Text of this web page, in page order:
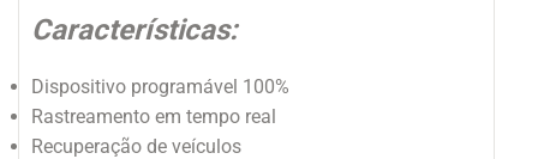
Características:
Dispositivo programável 100%
Rastreamento em tempo real
Recuperação de veículos